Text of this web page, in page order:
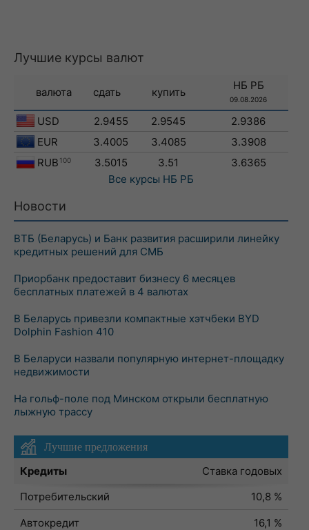
Лучшие курсы валют
валюта сдать купить
НБ РБ
09.08.2026
USD 2.9455 2.9545
2.9386
EUR
3.4005 3.4085
3.3908
RUB 100 3.5015 3.51
3.6365
Все курсы НБ РБ
Новости
ВТБ (Беларусь) и Банк развития расширили линейку
кредитных решений для СМБ
Приорбанк предоставит бизнесу 6 месяцев
бесплатных платежей в 4 валютах
В Беларусь привезли компактные хэтчбеки BYD
Dolphin Fashion 410
В Беларуси назвали популярную интернет-площадку
недвижимости
На гольф-поле под Минском открыли бесплатную
лыжную трассу
Лучшие предложения
Кредиты
Ставка годовых
Потребительский
10,8 %
Автокредит
16,1 %